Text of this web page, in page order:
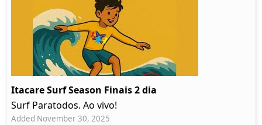
Itacare Surf Season Finais 2 dia
Surf Paratodos. Ao vivo!
Added November 30, 2025